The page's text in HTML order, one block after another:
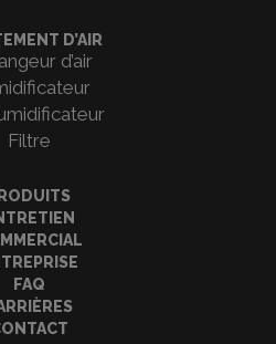
D’AIR
d’air
Filtre
FAQ